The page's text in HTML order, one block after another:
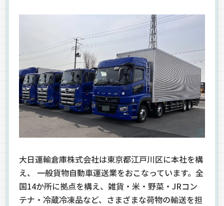
大日運輸倉庫株式会社は東京都江戸川区に本社を構
え、 一般貨物自動車運送業をおこなっています。全
国14か所に拠点を構え、雑貨・米・野菜・JRコン
テナ・冷蔵冷凍品など、さまざまな荷物の輸送を担